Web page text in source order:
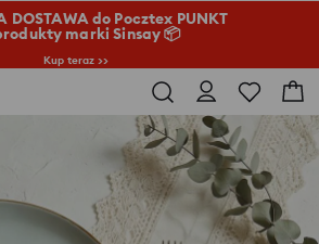
DOSTAWA do Pocztex PUNKT
marki Sinsay 📦
Kup teraz >>